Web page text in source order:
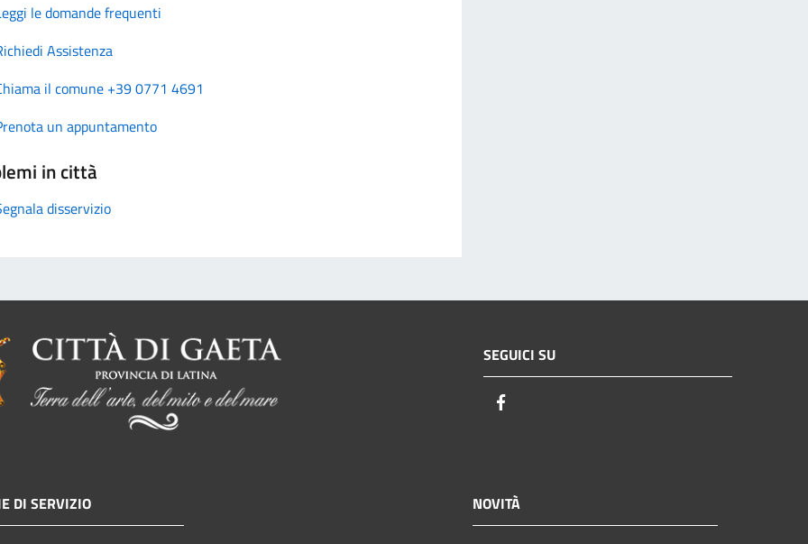
le domande frequenti
Assistenza
il comune +39 0771 4691
un appuntamento
in città
disservizio
SEGUICI SU
DI SERVIZIO NOVITÀ